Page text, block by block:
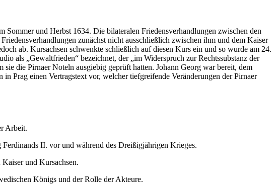
und Herbst 1634. Die bilateralen Friedensverhandlungen zwischen den
zunächst nicht ausschließlich zwischen ihm und dem Kaiser
ab. Kursachsen schwenkte schließlich auf diesen Kurs ein und so wurde am 24.
als „Gewaltfrieden“ bezeichnet, der „im Widerspruch zur Rechtssubstanz der
die Pirnaer Noteln ausgiebig geprüft hatten. Johann Georg war bereit, dem
Prag einen Vertragstext vor, welcher tiefgreifende Veränderungen der Pirnaer
Arbeit.
II. vor und während des Dreißigjährigen Krieges.
und Kursachsen.
Königs und der Rolle der Akteure.